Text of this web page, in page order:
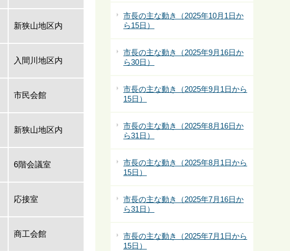
新狭山地区内
入間川地区内
市民会館
新狭山地区内
6階会議室
応接室
商工会館
市長の主な動き（2025年10月1日か
ら15日）
市長の主な動き（2025年9月16日か
ら30日）
市長の主な動き（2025年9月1日から
15日）
市長の主な動き（2025年8月16日か
ら31日）
市長の主な動き（2025年8月1日から
15日）
市長の主な動き（2025年7月16日か
ら31日）
市長の主な動き（2025年7月1日から
15日）